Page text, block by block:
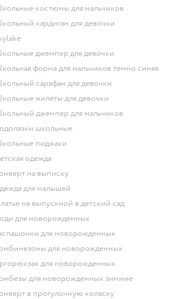
Школьные костюмы для мальчиков
Школьный кардиган для девочки
Школьные джемпер для девочки
Школьная форма для мальчиков темно синяя
Школьный сарафан для девочки
Школьные жилеты для девочки
Школьный джемпер для мальчиков
Водолазки школьные
Школьные пиджаки
Детская одежда
на выписку
Одежда для малышей
Платье на выпускной в детский сад
Боди для новорожденных
для новорожденных
для новорожденных
Эргорюкзак для новорожденных
для новорожденных зимние
в прогулочную коляску